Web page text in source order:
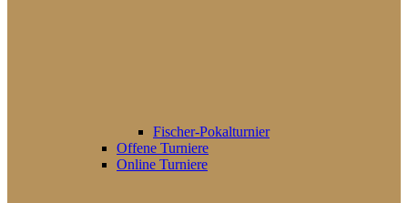
Fischer-Pokalturnier
Offene Turniere
Online Turniere